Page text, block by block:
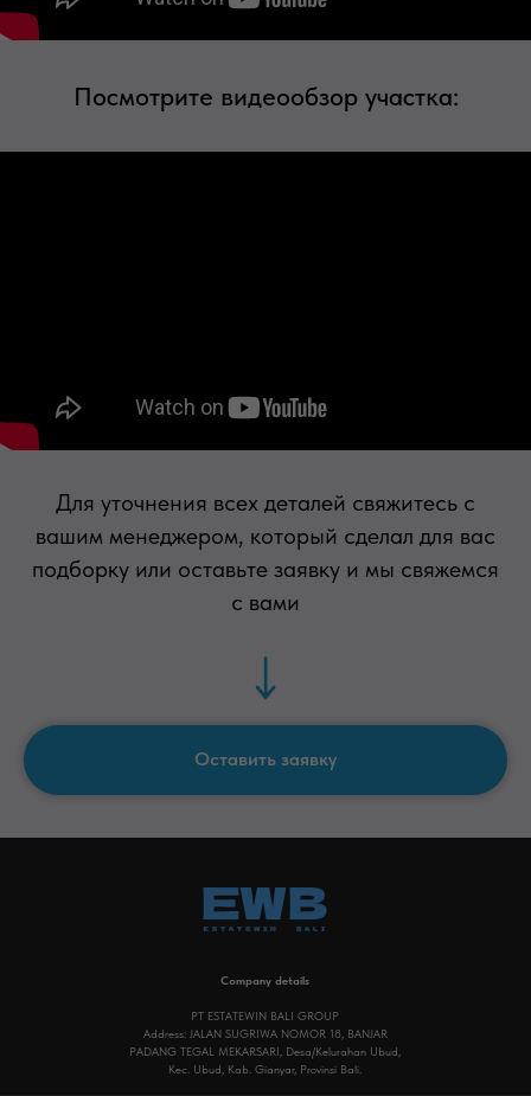
Посмотрите видеообзор участка:
Для уточнения всех деталей свяжитесь с
вашим менеджером, который сделал для вас
подборку или оставьте заявку и мы свяжемся
с вами
Оставить заявку
artemplot@gmail.com
Company details
PT ESTATEWIN BALI GROUP
Address: JALAN SUGRIWA NOMOR 18, BANJAR
PADANG TEGAL MEKARSARI, Desa/Kelurahan Ubud,
Kec. Ubud, Kab. Gianyar, Provinsi Bali.